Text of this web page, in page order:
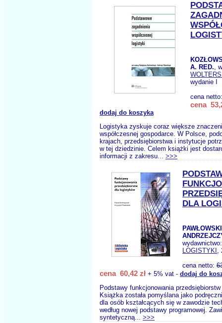
A. RED.,
wydanie I
cena
cena
dodaj do koszyka
Logistyka zyskuje coraz większe
współczesnej gospodarce. W Polsce,
krajach, przedsiębiorstwa i instytucje
w tej dziedzinie. Celem książki jest
informacji z zakresu... >>>
DLA
LOGISTYKI ,
cena netto:
cena 60,42 zł + 5% vat - dodaj do
Podstawy funkcjonowania
Książka została pomyślana jako
dla osób kształcących się w zawodzie
według nowej podstawy programowej.
syntetyczną... >>>